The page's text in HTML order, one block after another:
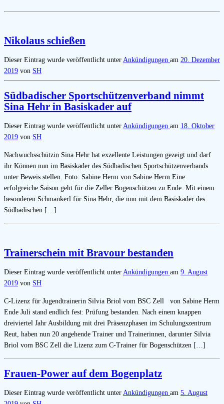
Nikolaus schießen
Dieser Eintrag wurde veröffentlicht unter Ankündigungen am 20. Dezember
2019 von SH
Südbadischer Sportschützenverband nimmt
Sina Hehr in Basiskader auf
Dieser Eintrag wurde veröffentlicht unter Ankündigungen am 18. Oktober
2019 von SH
Nachwuchsschützin Sina Hehr hat exzellente Leistungen gezeigt und darf
ihr Können nun im Basis­kader des Südbadischen Sportschützenverbands
unter Beweis stellen. Foto: Sabine Herm von Sabine Herm Eine
erfolgreiche Saison geht für die Zeller Bogenschützen zu Ende. Mit einem
besonderen Schmankerl für Sina Hehr, die nun mit dem Basiskader des
Südbadischen […]
Trainerschein mit Bravour bestanden
Dieser Eintrag wurde veröffentlicht unter Ankündigungen am 9. August
2019 von SH
C-Lizenz für Jugendtrainerin Silvia Briol vom BSC Zell von Sabine Herm
Ende Juli stand endlich fest: Prüfung bestanden. Nach einem knappen
dreiviertel Jahr Ausbildung mit drei Präsenzphasen im Schulungszentrum
Reut, haben nun 20 angehende Trainer und Trainerinnen, darunter Silvia
Briol vom BSC Zell die Lizenz zum C-Trainer für Bogenschützen […]
Frauen-Power auf dem Bogenplatz
Dieser Eintrag wurde veröffentlicht unter Ankündigungen am 5. August